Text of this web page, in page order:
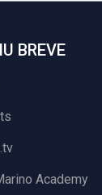
BREVE
Academy